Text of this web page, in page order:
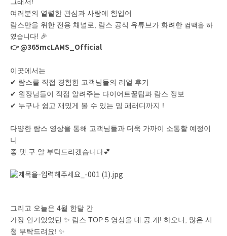
여러분의 열렬한 관심과 사랑에 힘입어
람스만을 위한 전용 채널로, 람스 공식 유튜브가 화려한 컴백을 하
였습니다! 🎉
👉 @365mcLAMS_Official
이곳에서는
✔ 람스를 직접 경험한 고객님들의 리얼 후기
✔ 원장님들이 직접 알려주는 다이어트꿀팁과 람스 정보
✔ 누구나 쉽고 재밌게 볼 수 있는 밈 패러디까지 !
다양한 람스 영상을 통해 고객님들과 더욱 가까이 소통할 예정이
니
좋.댓.구.알 부탁드리겠습니다💕
그리고 오늘은 4월 한달 간
가장 인기있었던 ✨ 람스 TOP 5 영상을 대.공.개! 하오니, 많은 시
청 부탁드려요! ✨